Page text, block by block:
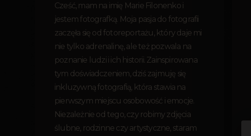
Cześć, mam na imię Marie Filonenko i
jestem fotografką. Moja pasja do fotografii
zaczęła się od fotoreportażu, który daje mi
nie tylko adrenalinę, ale też pozwala na
poznanie ludzi i ich historii. Zainspirowana
tym doświadczeniem, dziś zajmuję się
inkluzywną fotografią, która stawia na
pierwszym miejscu osobowość i emocje.
Niezależnie od tego, czy robimy zdjęcia
ślubne, rodzinne czy artystyczne, staram